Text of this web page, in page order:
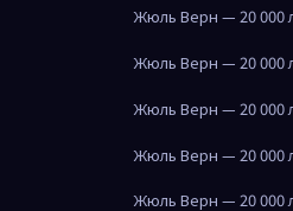
Жюль Верн — 20 000
Жюль Верн — 20 000
Жюль Верн — 20 000
Жюль Верн — 20 000
Жюль Верн — 20 000